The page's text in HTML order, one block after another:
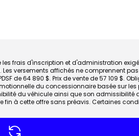
frais d'inscription et d'administration
versements affichés ne comprennent
de 64 890 $. Prix de vente de 57 109 $.
du concessionnaire basée sur
du véhicule ainsi que son
à cette offre sans préavis. Certaines